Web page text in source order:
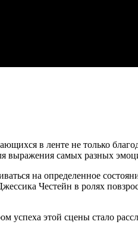
в ленте не только
выражения самых разных
на определенное
Честейн в ролях
этой сцены стало